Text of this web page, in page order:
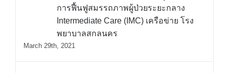
การฟื้นฟูสมรรถภาพผู้ป่วยระยะกลาง
Intermediate Care (IMC) เครือข่าย โรง
พยาบาลสกลนคร
March 29th, 2021